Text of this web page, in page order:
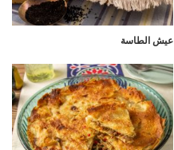
عيش الطاسة